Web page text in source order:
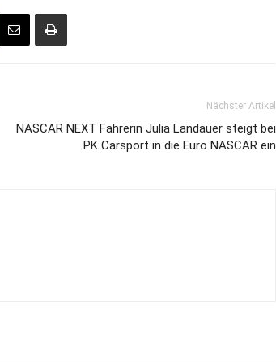
Nächster Artikel
NASCAR NEXT Fahrerin Julia Landauer steigt bei
PK Carsport in die Euro NASCAR ein